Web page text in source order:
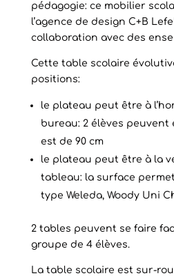
pédagogie: ce mobilier
l’agence de design C+B
collaboration avec des
Cette table scolaire
positions:
le plateau peut être à
bureau: 2 élèves
est de 90 cm
le plateau peut être à la
tableau: la surface
type Weleda, Woody Uni
2 tables peuvent se faire
groupe de 4 élèves.
La table scolaire est sur-